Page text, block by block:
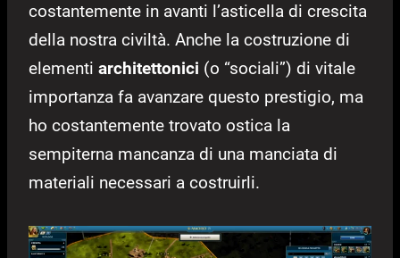
costantemente in avanti l’asticella di crescita
della nostra civiltà. Anche la costruzione di
elementi architettonici (o “sociali”) di vitale
importanza fa avanzare questo prestigio, ma
ho costantemente trovato ostica la
sempiterna mancanza di una manciata di
materiali necessari a costruirli.